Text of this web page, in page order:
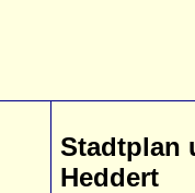
Stadtplan
Heddert